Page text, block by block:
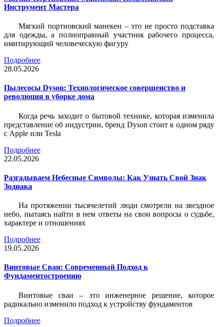
Инструмент Мастера
Мягкий портновский манекен – это не просто подставка
для одежды, а полноправный участник рабочего процесса,
имитирующий человеческую фигуру
Подробнее
28.05.2026
Пылесосы Dyson: Технологическое совершенство и
революция в уборке дома
Когда речь заходит о бытовой технике, которая изменила
представление об индустрии, бренд Dyson стоит в одном ряду
с Apple или Tesla
Подробнее
22.05.2026
Разгадываем Небесные Символы: Как Узнать Свой Знак
Зодиака
На протяжении тысячелетий люди смотрели на звездное
небо, пытаясь найти в нем ответы на свои вопросы о судьбе,
характере и отношениях
Подробнее
19.05.2026
Винтовые Сваи: Современный Подход к
Фундаментостроению
Винтовые сваи – это инженерное решение, которое
радикально изменило подход к устройству фундаментов
Подробнее